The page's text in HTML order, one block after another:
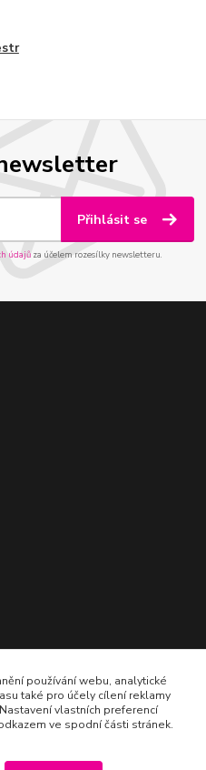
Přihlásit se
údajůza účelem rozesílky newsletteru.
používání webu, analytické
také pro účely cílení reklamy
vlastních preferencí
ve spodní části stránek.